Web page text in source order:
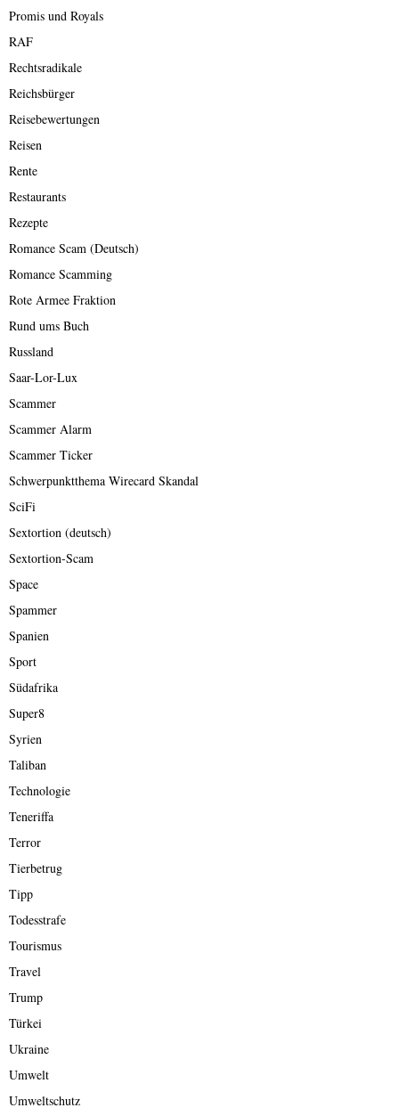
Promis und Royals
RAF
Rechtsradikale
Reichsbürger
Reisebewertungen
Reisen
Rente
Restaurants
Rezepte
Romance Scam (Deutsch)
Romance Scamming
Rote Armee Fraktion
Rund ums Buch
Russland
Saar-Lor-Lux
Scammer
Scammer Alarm
Scammer Ticker
Schwerpunktthema Wirecard Skandal
SciFi
Sextortion (deutsch)
Sextortion-Scam
Space
Spammer
Spanien
Sport
Südafrika
Super8
Syrien
Taliban
Technologie
Teneriffa
Terror
Tierbetrug
Tipp
Todesstrafe
Tourismus
Travel
Trump
Türkei
Ukraine
Umwelt
Umweltschutz